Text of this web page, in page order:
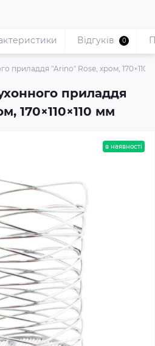
приладдя "Arino" Rose, хром,
приладдя
170×110×110 мм
Відгуків 0
в наявності